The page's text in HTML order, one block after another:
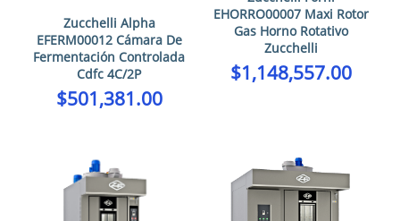
Zucchelli Alpha
EFERM00012 Cámara De
Fermentación Controlada
Cdfc 4C/2P
$501,381.00
EHORRO00007 Maxi Rotor
Gas Horno Rotativo
Zucchelli
$1,148,557.00